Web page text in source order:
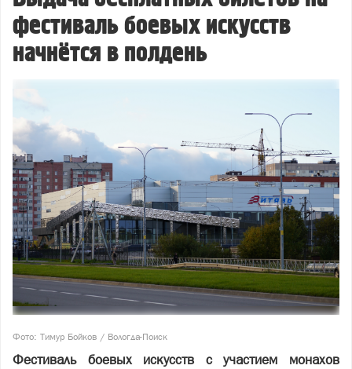
фестиваль боевых искусств
начнётся в полдень
Фото: Тимур Бойков / Вологда-Поиск
Фестиваль боевых искусств с участием монахов